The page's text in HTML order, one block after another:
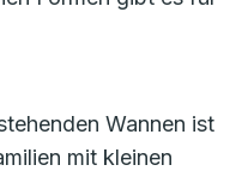
Wannen ist
mit kleinen